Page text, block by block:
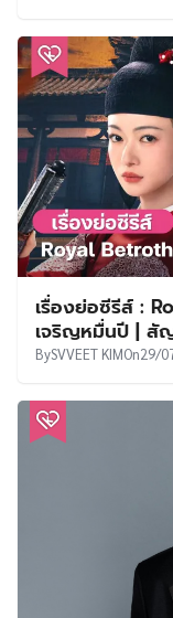
เรื่องย่อซีรีส์ :
เจริญหมื่นปี | สั
BySVVEET KIMOn29/